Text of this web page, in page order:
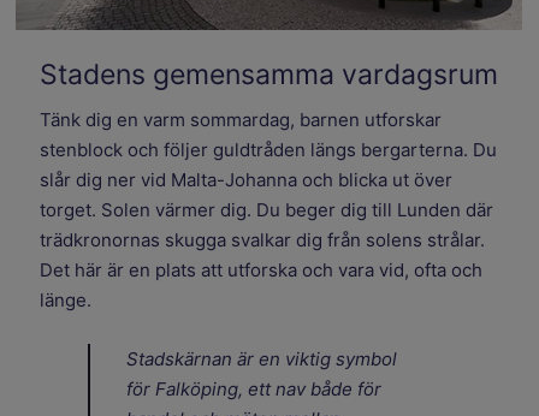
Stadens gemensamma vardagsrum
Tänk dig en varm sommardag, barnen utforskar
stenblock och följer guldtråden längs bergarterna. Du
slår dig ner vid Malta-Johanna och blicka ut över
torget. Solen värmer dig. Du beger dig till Lunden där
trädkronornas skugga svalkar dig från solens strålar.
Det här är en plats att utforska och vara vid, ofta och
länge.
Stadskärnan är en viktig symbol
för Falköping, ett nav både för